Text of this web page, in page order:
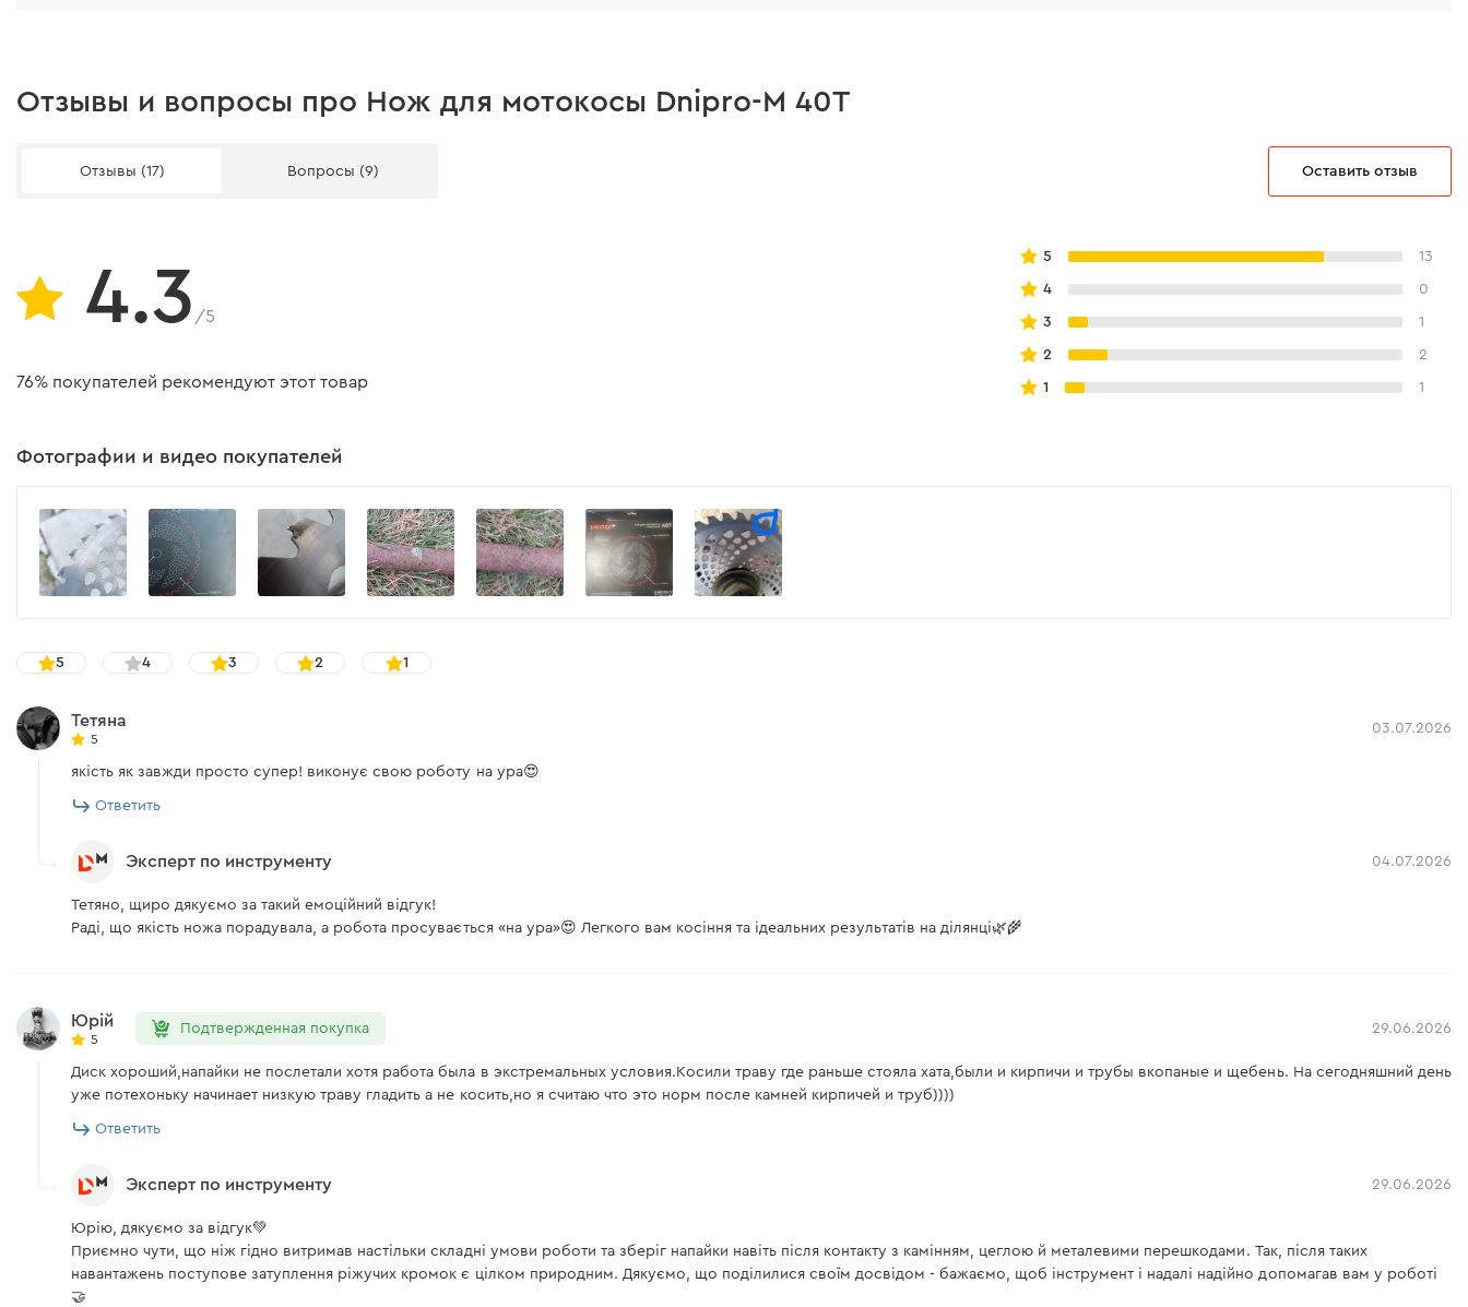
Отзывы и вопросы про Нож для мотокосы Dnipro-M 40T
Отзывы (17) Вопросы (9) Оставить отзыв
4.3 /5
76% покупателей рекомендуют этот товар
5 13
4 0
3 1
2 2
1 1
Фотографии и видео покупателей
5 4 3 2 1
Тетяна
5
03.07.2026
якість як завжди просто супер! виконує свою роботу на ура😍
Ответить
Эксперт по инструменту 04.07.2026
Тетяно, щиро дякуємо за такий емоційний відгук!
Раді, що якість ножа порадувала, а робота просувається «на ура»😍 Легкого вам косіння та ідеальних результатів на ділянці🌿🌾
Юрій
5
Подтвержденная покупка 29.06.2026
Диск хороший,напайки не послетали хотя работа была в экстремальных условия.Косили траву где раньше стояла хата,были и кирпичи и трубы вкопаные и щебень. На сегодняшний день
уже потехоньку начинает низкую траву гладить а не косить,но я считаю что это норм после камней кирпичей и труб))))
Ответить
Эксперт по инструменту 29.06.2026
Юрію, дякуємо за відгук💚
Приємно чути, що ніж гідно витримав настільки складні умови роботи та зберіг напайки навіть після контакту з камінням, цеглою й металевими перешкодами. Так, після таких
навантажень поступове затуплення ріжучих кромок є цілком природним. Дякуємо, що поділилися своїм досвідом - бажаємо, щоб інструмент і надалі надійно допомагав вам у роботі
🤝